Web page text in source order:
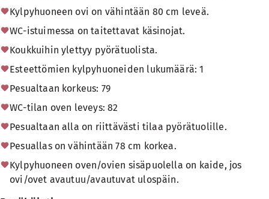
Kylpyhuoneen ovi on vähintään 80 cm leveä.
WC-istuimessa on taitettavat käsinojat.
Koukkuihin ylettyy pyörätuolista.
Esteettömien kylpyhuoneiden lukumäärä: 1
Pesualtaan korkeus: 79
WC-tilan oven leveys: 82
Pesualtaan alla on riittävästi tilaa pyörätuolille.
Pesuallas on vähintään 78 cm korkea.
Kylpyhuoneen oven/ovien sisäpuolella on kaide, jos
ovi/ovet avautuu/avautuvat ulospäin.